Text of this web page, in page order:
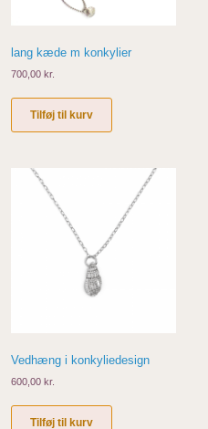
lang kæde m konkylier
700,00 kr.
Tilføj til kurv
Vedhæng i konkyliedesign
600,00 kr.
Tilføj til kurv